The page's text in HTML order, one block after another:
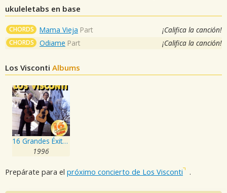
ukuleletabs en base
CHORDS Mama Vieja Part ¡Califica la canción!
CHORDS Odiame Part ¡Califica la canción!
Los Visconti Albums
16 Grandes Éxitos
1996
Prepárate para el próximo concierto de Los Visconti .